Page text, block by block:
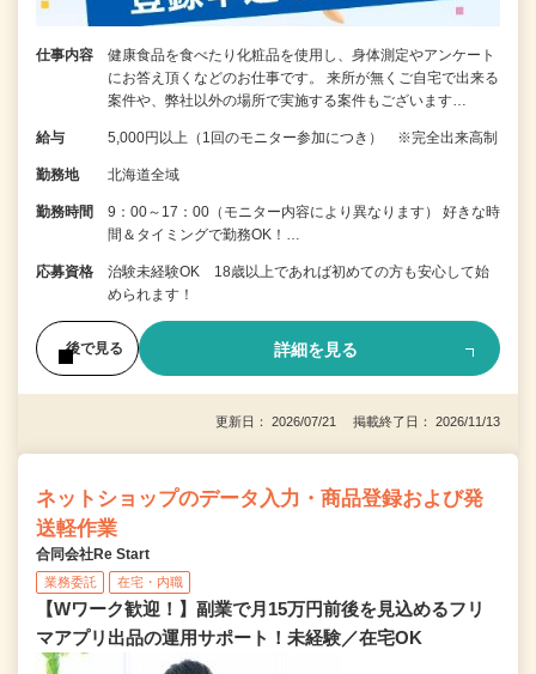
仕事内容
健康食品を食べたり化粧品を使用し、身体測定やアンケート
にお答え頂くなどのお仕事です。 来所が無くご自宅で出来る
案件や、弊社以外の場所で実施する案件もございます…
給与 5,000円以上（1回のモニター参加につき） ※完全出来高制
勤務地 北海道全域
勤務時間
9：00～17：00（モニター内容により異なります） 好きな時
間＆タイミングで勤務OK！…
応募資格
治験未経験OK 18歳以上であれば初めての方も安心して始
められます！
後で見る 詳細を見る
更新日： 2026/07/21 掲載終了日： 2026/11/13
ネットショップのデータ入力・商品登録および発
送軽作業
合同会社Re Start
業務委託 在宅・内職
【Wワーク歓迎！】副業で月15万円前後を見込めるフリ
マアプリ出品の運用サポート！未経験／在宅OK